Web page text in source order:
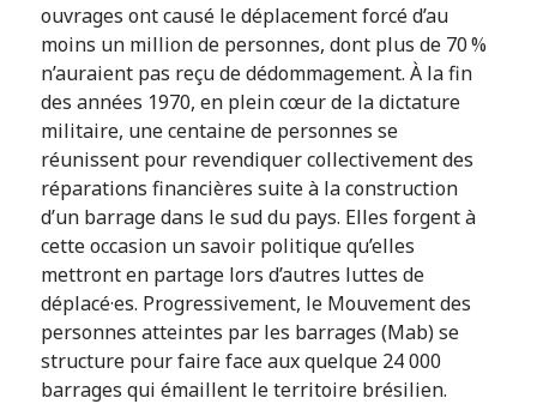
ouvrages ont causé le déplacement forcé d’au
moins un million de personnes, dont plus de 70 %
n’auraient pas reçu de dédommagement. À la fin
des années 1970, en plein cœur de la dictature
militaire, une centaine de personnes se
réunissent pour revendiquer collectivement des
réparations financières suite à la construction
d’un barrage dans le sud du pays. Elles forgent à
cette occasion un savoir politique qu’elles
mettront en partage lors d’autres luttes de
déplacé·es. Progressivement, le Mouvement des
personnes atteintes par les barrages (Mab) se
structure pour faire face aux quelque 24 000
barrages qui émaillent le territoire brésilien.